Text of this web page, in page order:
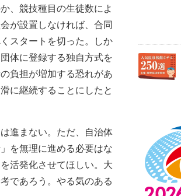
、競技種目の生徒数によ
が設置しなければ、合同
スタートを切った。しか
体に登録する独自方式を
負担が増加する恐れがあ
に継続することにしたと
進まない。ただ、自治体
を無理に進める必要はな
活発化させてほしい。大
であろう。やる気のある